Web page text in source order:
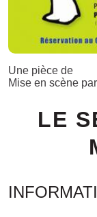
Une pièce de
Mise en scène par
LE